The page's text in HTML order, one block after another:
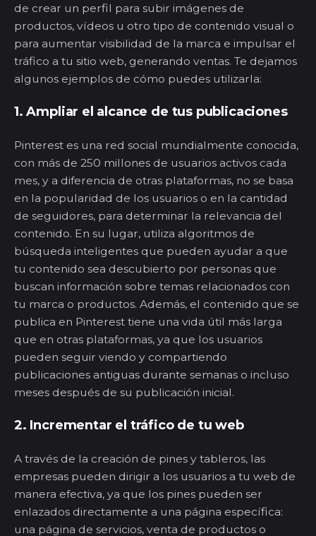
de crear un perfil para subir imágenes de
productos, vídeos u otro tipo de contenido visual o
para aumentar visibilidad de la marca e impulsar el
tráfico a tu sitio web, generando ventas. Te dejamos
algunos ejemplos de cómo puedes utilizarla:
1. Ampliar el alcance de tus publicaciones
Pinterest es una red social mundialmente conocida,
con más de 250 millones de usuarios activos cada
mes, y a diferencia de otras plataformas, no se basa
en la popularidad de los usuarios o en la cantidad
de seguidores, para determinar la relevancia del
contenido. En su lugar, utiliza algoritmos de
búsqueda inteligentes que pueden ayudar a que
tu contenido sea descubierto por personas que
buscan información sobre temas relacionados con
tu marca o productos. Además, el contenido que se
publica en Pinterest tiene una vida útil más larga
que en otras plataformas, ya que los usuarios
pueden seguir viendo y compartiendo
publicaciones antiguas durante semanas o incluso
meses después de su publicación inicial.
2. Incrementar el tráfico de tu web
A través de la creación de pines y tableros, las
empresas pueden dirigir a los usuarios a tu web de
manera efectiva, ya que los pines pueden ser
enlazados directamente a una página específica:
una página de servicios, venta de productos o